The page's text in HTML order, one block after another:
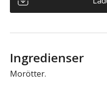
Ingredienser
Morötter.